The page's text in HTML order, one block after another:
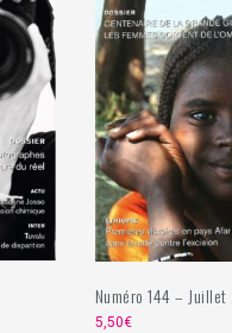
Numéro 144 – Juillet
5,50€